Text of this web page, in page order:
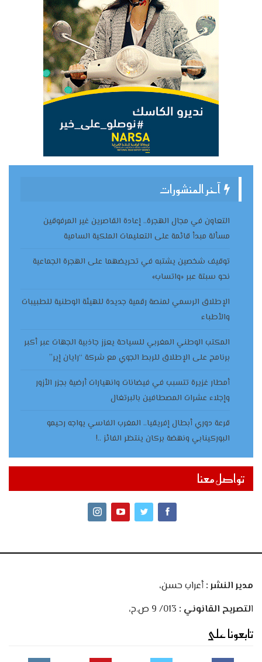
آخر المنشورات
التعاون في مجال الهجرة.. إعادة القاصرين غير المرفوقين
مسألة مبدأ قائمة على التعليمات الملكية السامية
توقيف شخصين يشتبه في تحريضهما على الهجرة الجماعية
نحو سبتة عبر «واتساب»
الإطلاق الرسمي لمنصة رقمية جديدة للهيئة الوطنية للطبيبات
والأطباء
المكتب الوطني المغربي للسياحة يعزز جاذبية الجهات عبر أكبر
برنامج على الإطلاق للربط الجوي مع شركة “رايان إير”
أمطار غزيرة تتسبب في فيضانات وانهيارات أرضية بجزر الأزور
وإجلاء عشرات المصطافين بالبرتغال
قرعة دوري أبطال إفريقيا.. المغرب الفاسي يواجه رحيمو
البوركينابي ونهضة بركان ينتظر الفائز ..!
تواصل معنا
مدير النشر :أعراب حسن،
التصريح القانوني :
تابعونا على